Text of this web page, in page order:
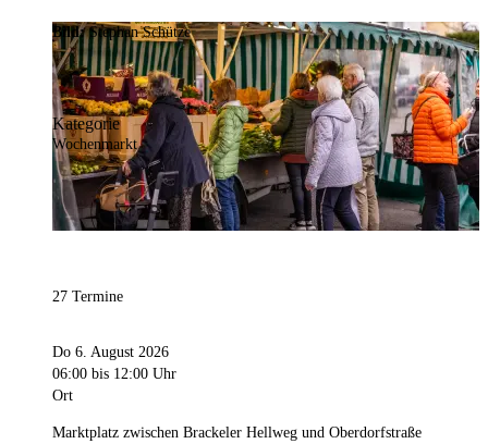
Bild:Stephan Schütze
Kategorie
Wochenmarkt
27 Termine
Do 6. August 2026
06:00 bis 12:00 Uhr
Ort
Marktplatz zwischen Brackeler Hellweg und Oberdorfstraße